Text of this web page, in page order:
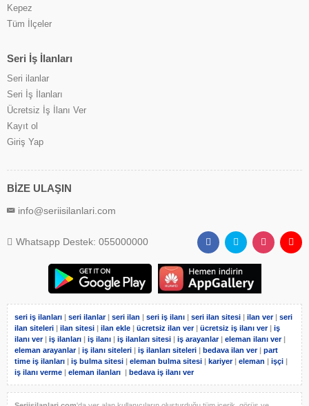
Kepez
Tüm İlçeler
Seri İş İlanları
Seri ilanlar
Seri İş İlanları
Ücretsiz İş İlanı Ver
Kayıt ol
Giriş Yap
BİZE ULAŞIN
info@seriisilanlari.com
Whatsapp Destek: 055000000
seri iş ilanları | seri ilanlar| seri ilan | seri iş ilanı | seri ilan sitesi | ilan ver| seri
ilan siteleri | ilan sitesi | ilan ekle | ücretsiz ilan ver| ücretsiz iş ilanı ver| iş
ilanı ver| iş ilanları | iş ilanı | iş ilanları sitesi | iş arayanlar| eleman ilanı ver|
eleman arayanlar| iş ilanı siteleri | iş ilanları siteleri | bedava ilan ver| part
time iş ilanları | iş bulma sitesi | eleman bulma sitesi | kariyer| eleman | işçi |
iş ilanı verme | eleman ilanları | bedava iş ilanı ver